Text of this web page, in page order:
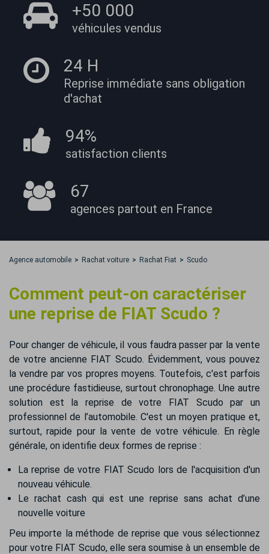
+50 000
véhicules vendus
24 H
Reprise immédiate sans obligation
d'achat
94%
satisfaction clients
67
agences partout en France
Agence automobile Rachat voiture Rachat Fiat Scudo
Comment peut-on caractériser
une reprise de FIAT Scudo ?
Pour changer de véhicule, il vous faudra passer par la vente
de votre ancienne FIAT Scudo. Évidemment, vous pouvez
la vendre par vos propres moyens. Toutefois, c'est parfois
une procédure fastidieuse, surtout chronophage. Une autre
solution est la reprise de votre FIAT Scudo par un
professionnel de l’automobile. C'est un moyen pratique et,
surtout, rapide pour la vente de votre véhicule. En règle
générale, on identifie deux formes de reprise :
La reprise de votre FIAT Scudo lors de l'acquisition d'un
nouveau véhicule.
Le rachat cash qui est une reprise sans achat d’une
nouvelle voiture
Peu importe la méthode de reprise que vous sélectionnez
pour votre FIAT Scudo, elle sera soumise à un ensemble de